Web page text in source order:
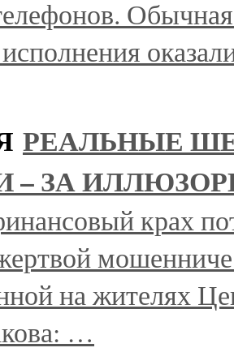
РЕАЛЬНЫЕ
– ЗА
крах
на жителях
…